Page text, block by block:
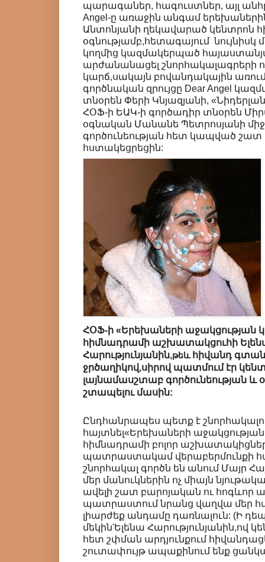
պարագաներ, հագուստներ, այլ
Angel-ը առաջին անգամ
Անտոնյանի ղեկավարած կենտրոն
օգնությամբ,հետագայում նույնիսկ
կողմից կազմակերպած
արժանանացել շնորհակալագրերի
կարճ,սակայն բովանդակային
գործնական զրույցը Dear Angel
տնօրեն Փերի Կնյազյանի,
ՀՕՖ-ի ԵԱԿ-ի գործադիր տնօրեն
օգնական Մանանե Պետրոսյանի
գործունեության հետ կապված շատ
հստակեցրեցին:
ՀՕՖ-ի «Երեխաների աջակցության
հիմնադրամի աշխատակցուհի
Հարությունյանին,թեևհիվանդ
ջրծաղիկով,սիրով պատմում էր
լայնամասշտաբ գործունեության և
շտապելու մասին:
Ընդհանրապես պետք է
հայտնել«Երեխաների
հիմնադրամի բոլոր
պատրաստակամ վերաբերմունքի
շնորհակալ գործն են անում Մայր
մեր մանուկներին ոչ միայն
ավելի շատ բարոյական ու հոգևոր
պատրաստում նրանց վաղվա մեր
լիարժեք անդամը դառնալուն: (Ի
մեկին'Ելենա Հարությունյանին,ով
հետ շփման արդյունքում
շուտափույթ ապաքինում ենք